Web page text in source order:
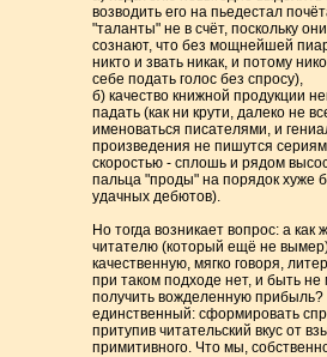
возводить его на пьедестал
"таланты" не в счёт, поскольку
сознают, что без мощнейшей
никто и звать никак, и потому
себе подать голос без спросу),
б) качество книжной продукции
падать (как ни крути, далеко не
именоваться писателями, и
произведения не пишутся
скоростью - сплошь и рядом
пальца "проды" на порядок хуже
удачных дебютов).
Но тогда возникает вопрос: а как
читателю (который ещё не
качественную, мягко говоря,
при таком подходе нет, и быть не
получить вожделенную
единственный: сформировать
притупив читательский вкус от
примитивного. Что мы,